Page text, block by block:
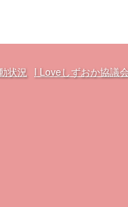
状況 I Loveしずおか協議